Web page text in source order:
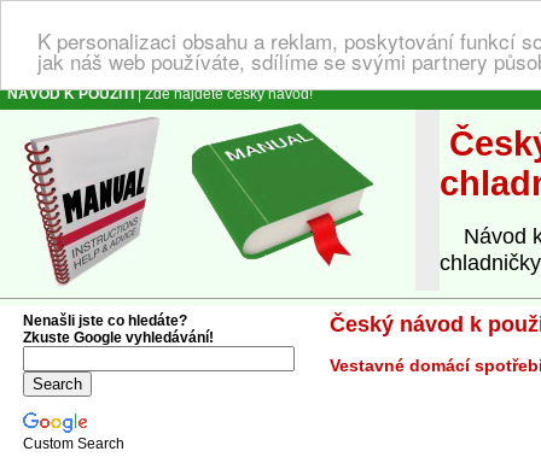
K personalizaci obsahu a reklam, poskytování funkcí
jak náš web používáte, sdílíme se svými partnery
NÁVOD K POUŽITÍ| Zde najdete český návod!
Návod k
Český návod k
Vestavné domácí
Nenašli jste co hledáte?
Zkuste Google vyhledávání!
Custom Search